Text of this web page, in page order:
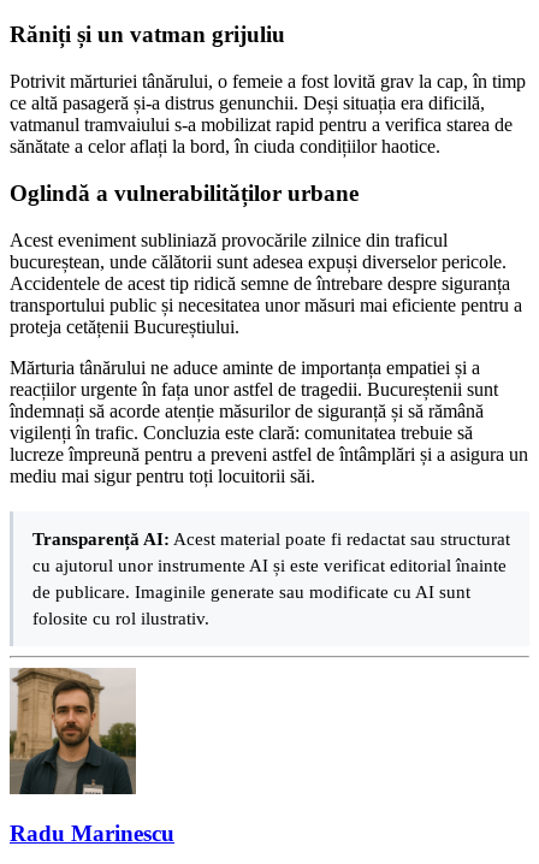
Răniți și un vatman grijuliu
Potrivit mărturiei tânărului, o femeie a fost lovită grav la cap, în timp
ce altă pasageră și-a distrus genunchii. Deși situația era dificilă,
vatmanul tramvaiului s-a mobilizat rapid pentru a verifica starea de
sănătate a celor aflați la bord, în ciuda condițiilor haotice.
Oglindă a vulnerabilităților urbane
Acest eveniment subliniază provocările zilnice din traficul
bucureștean, unde călătorii sunt adesea expuși diverselor pericole.
Accidentele de acest tip ridică semne de întrebare despre siguranța
transportului public și necesitatea unor măsuri mai eficiente pentru a
proteja cetățenii Bucureștiului.
Mărturia tânărului ne aduce aminte de importanța empatiei și a
reacțiilor urgente în fața unor astfel de tragedii. Bucureștenii sunt
îndemnați să acorde atenție măsurilor de siguranță și să rămână
vigilenți în trafic. Concluzia este clară: comunitatea trebuie să
lucreze împreună pentru a preveni astfel de întâmplări și a asigura un
mediu mai sigur pentru toți locuitorii săi.
Transparență AI: Acest material poate fi redactat sau structurat
cu ajutorul unor instrumente AI și este verificat editorial înainte
de publicare. Imaginile generate sau modificate cu AI sunt
folosite cu rol ilustrativ.
Radu Marinescu